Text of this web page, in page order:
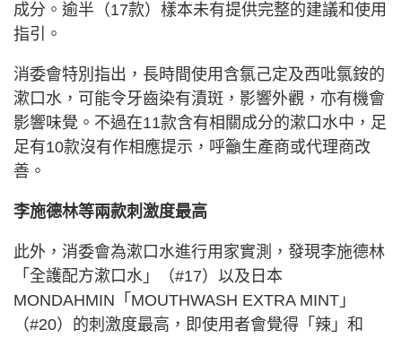
成分。逾半（17款）樣本未有提供完整的建議和使用
指引。
消委會特別指出，長時間使用含氯己定及西吡氯銨的
漱口水，可能令牙齒染有漬斑，影響外觀，亦有機會
影響味覺。不過在11款含有相關成分的漱口水中，足
足有10款沒有作相應提示，呼籲生產商或代理商改
善。
李施德林等兩款刺激度最高
此外，消委會為漱口水進行用家實測，發現李施德林
「全護配方漱口水」（#17）以及日本
MONDAHMIN「MOUTHWASH EXTRA MINT」
（#20）的刺激度最高，即使用者會覺得「辣」和